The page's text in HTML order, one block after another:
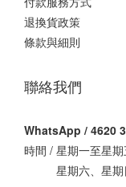
退換貨政策
條款與細則
聯絡我們
WhatsApp / 4620
時間 / 星期一至星
星期六、星期